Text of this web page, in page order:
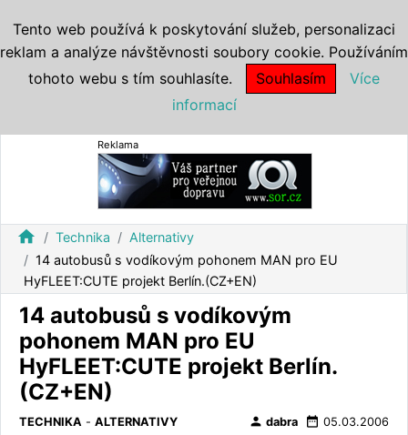
Reklama
home Technika
Alternativy
14 autobusů s vodíkovým pohonem MAN pro EU
HyFLEET:CUTE projekt Berlín.(CZ+EN)
14 autobusů s vodíkovým
pohonem MAN pro EU
HyFLEET:CUTE projekt Berlín.
(CZ+EN)
TECHNIKA - ALTERNATIVY person dabra date_range 05.03.2006
Tento web používá k poskytování služeb, personalizaci
reklam a analýze návštěvnosti soubory cookie. Používáním
tohoto webu s tím souhlasíte.
Souhlasím
Více
informací